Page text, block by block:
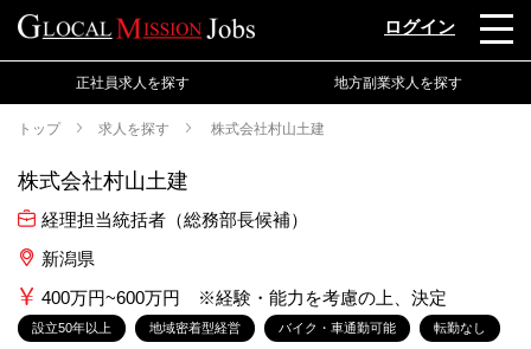
ログイン
正社員求人を探す 地方副業求人を探す
トップ 求人を探す 株式会社村山土建
株式会社村山土建
経理担当統括者（総務部長候補）
新潟県
400万円~600万円 ※経験・能力を考慮の上、決定
設立50年以上 地域密着型経営 バイク・車通勤可能 転勤なし